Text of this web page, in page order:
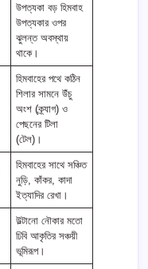
উপত্যকা বড় হিমবাহ
উপত্যকার ওপর
ঝুলন্ত অবস্থায়
থাকে।
হিমবাহের পথে কঠিন
শিলার সামনে উঁচু
অংশ (ক্র্যাগ) ও
পেছনের টিলা
(টেল)।
হিমবাহের সাথে সঞ্চিত
নুড়ি, কাঁকর, কাদা
ইত্যাদির রেখা।
উল্টানো নৌকার মতো
ঢিবি আকৃতির সঞ্চয়ী
ভূমিরূপ।